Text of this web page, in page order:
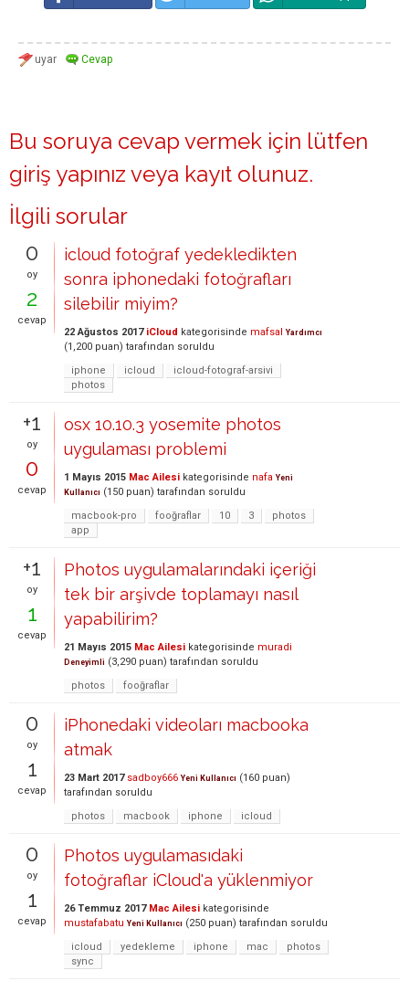
Bu soruya cevap vermek için lütfen
giriş yapınız veya kayıt olunuz.
İlgili sorular
0
oy
2
cevap
icloud fotoğraf yedekledikten
sonra iphonedaki fotoğrafları
silebilir miyim?
22 Ağustos 2017 iCloud kategorisinde mafsal Yardımcı
(1,200 puan) tarafından soruldu
iphone
icloud
icloud-fotograf-arsivi
photos
+1
oy
0
cevap
osx 10.10.3 yosemite photos
uygulaması problemi
1 Mayıs 2015 Mac Ailesi kategorisinde nafa Yeni
Kullanıcı (150 puan) tarafından soruldu
macbook-pro
fooğraflar 10 3
photos
app
+1
oy
1
cevap
Photos uygulamalarındaki içeriği
tek bir arşivde toplamayı nasıl
yapabilirim?
21 Mayıs 2015 Mac Ailesi kategorisinde muradi
Deneyimli (3,290 puan) tarafından soruldu
photos
fooğraflar
0
oy
1
cevap
iPhonedaki videoları macbooka
atmak
23 Mart 2017 sadboy666 Yeni Kullanıcı (160 puan)
tarafından soruldu
photos
macbook iphone icloud
0
oy
1
cevap
Photos uygulamasıdaki
fotoğraflar iCloud'a yüklenmiyor
26 Temmuz 2017 Mac Ailesi kategorisinde
mustafabatu Yeni Kullanıcı (250 puan) tarafından soruldu
icloud
yedekleme iphone mac
photos
sync